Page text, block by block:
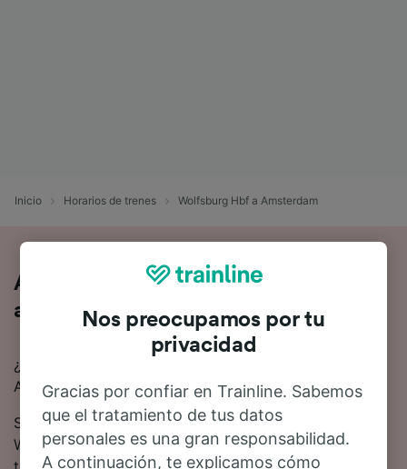
Inicio Horarios de trenes Wolfsburg Hbf a Amsterdam
Así es viajar en tren de Wolfsburg Hbf
a Amsterdam
¿Buscas información para ir de Wolfsburg Hbf a
Amsterdam en tren? Empieza tu viaje con nosotros.
Se tardan 8 horas 1 minuto de media en viajar de
Wolfsburg Hbf a Amsterdam en tren. Alrededor de 25
Nos preocupamos por tu
privacidad
Gracias por confiar en Trainline. Sabemos
que el tratamiento de tus datos
personales es una gran responsabilidad.
A continuación, te explicamos cómo